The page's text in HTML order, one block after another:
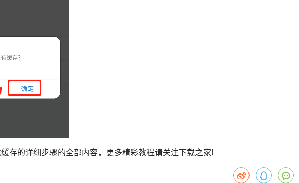
的详细步骤的全部内容，更多精彩教程请关注下载之家!